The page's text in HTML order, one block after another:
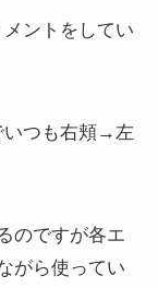
ントをしてい
つも右頬→左
のですが各エ
がら使ってい